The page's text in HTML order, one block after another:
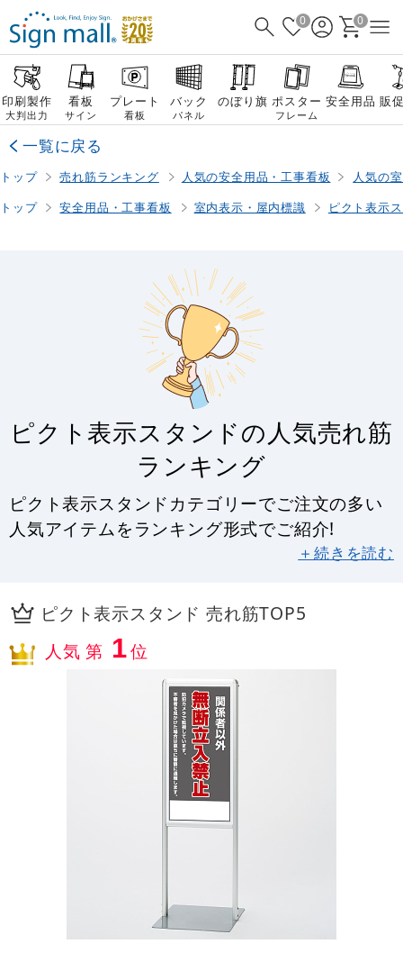
0 0
印刷製作
大判出力
看板
サイン
プレート
看板
バック
パネル
のぼり旗 ポスター
フレーム
安全用品 販
一覧に戻る
トップ 売れ筋ランキング 人気の安全用品・工事看板
人気の
トップ
安全用品・工事看板 室内表示・屋内標識 ピクト表示
ピクト表示スタンドの人気売れ筋
ランキング
ピクト表示スタンドカテゴリーでご注文の多い
人気アイテムをランキング形式でご紹介!
＋続きを読む
ピクト表示スタンド 売れ筋TOP5
人気 第 1位